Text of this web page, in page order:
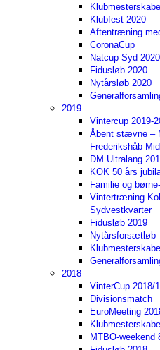
Klubfest 2020
Aftentræning
CoronaCup
Natcup Syd 2020
Fidusløb 2020
Nytårsløb 2020
2019
Vintercup 2019-
Åbent stævne –
Frederikshåb
DM Ultralang
KOK 50 års
Familie og
Vintertræning
Sydvestkvarter
Fidusløb 2019
Nytårsforsætløb
2018
VinterCup 2018/
Divisionsmatch
EuroMeeting
MTBO-weekend